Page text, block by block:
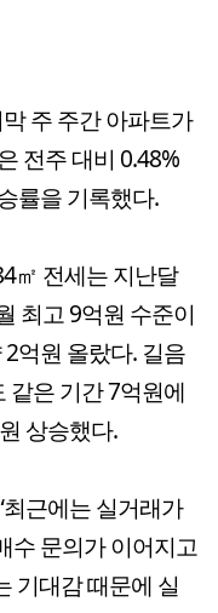
주 주간 아파트가
전주 대비 0.48%
률을 기록했다.
㎡ 전세는 지난달
최고 9억원 수준이
억원 올랐다. 길음
같은 기간 7억원에
상승했다.
근에는 실거래가
수 문의가 이어지고
기대감 때문에 실